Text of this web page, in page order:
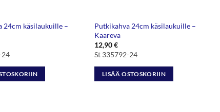
24cm käsilaukuille –
24
Putkikahva 24cm käsilaukuille –
Kaareva
12,90€
St 335792-24
LISÄÄ OSTOSKORIIN